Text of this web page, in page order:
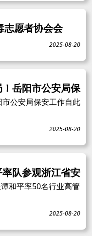
志愿者协会会
2025-08-20
岳阳市公安局保
公安局保安工作自此
2025-08-20
队参观浙江省安
和平率50名行业高管
2025-08-20